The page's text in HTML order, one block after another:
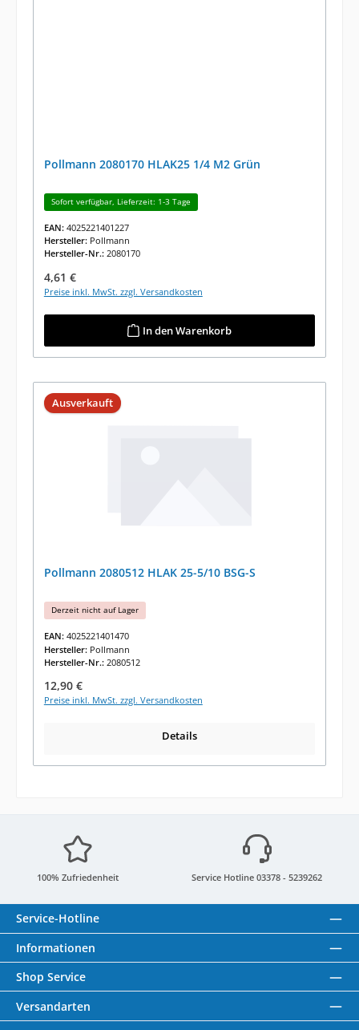
Pollmann 2080170 HLAK25 1/4 M2 Grün
Sofort verfügbar, Lieferzeit: 1-3 Tage
EAN: 4025221401227
Hersteller: Pollmann
Hersteller-Nr.: 2080170
Regulärer Preis:
4,61 €
Preise inkl. MwSt. zzgl. Versandkosten
In den Warenkorb
Ausverkauft
Pollmann 2080512 HLAK 25-5/10 BSG-S
Derzeit nicht auf Lager
EAN: 4025221401470
Hersteller: Pollmann
Hersteller-Nr.: 2080512
Regulärer Preis:
12,90 €
Preise inkl. MwSt. zzgl. Versandkosten
Details
100% Zufriedenheit Service Hotline 03378 - 5239262
Service-Hotline
Informationen
Shop Service
Versandarten